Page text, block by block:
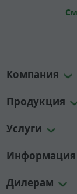
Компания
Продукция
Услуги
Информация
Дилерам